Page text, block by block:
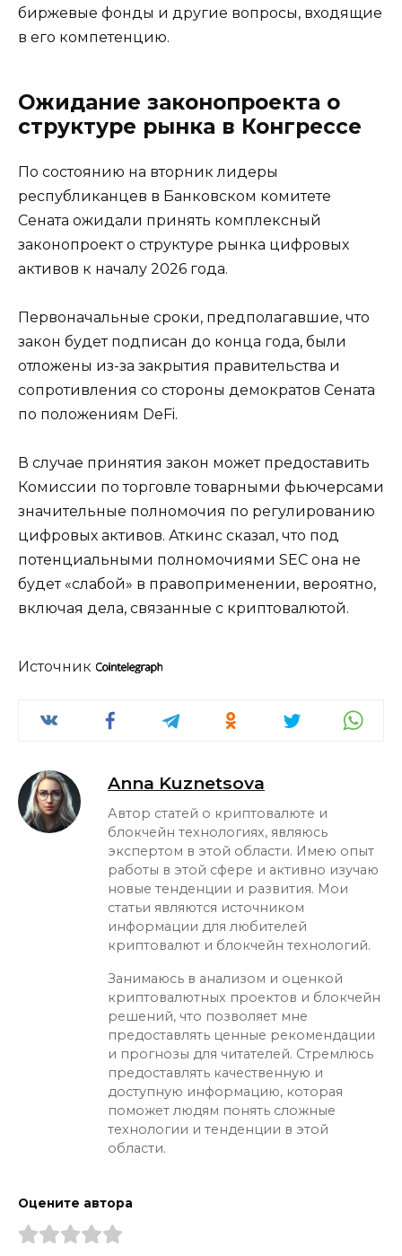
биржевые фонды и другие вопросы, входящие
в его компетенцию.
Ожидание законопроекта о
структуре рынка в Конгрессе
По состоянию на вторник лидеры
республиканцев в Банковском комитете
Сената ожидали принять комплексный
законопроект о структуре рынка цифровых
активов к началу 2026 года.
Первоначальные сроки, предполагавшие, что
закон будет подписан до конца года, были
отложены из-за закрытия правительства и
сопротивления со стороны демократов Сената
по положениям DeFi.
В случае принятия закон может предоставить
Комиссии по торговле товарными фьючерсами
значительные полномочия по регулированию
цифровых активов. Аткинс сказал, что под
потенциальными полномочиями SEC она не
будет «слабой» в правоприменении, вероятно,
включая дела, связанные с криптовалютой.
Источник
Anna Kuznetsova
Автор статей о криптовалюте и
блокчейн технологиях, являюсь
экспертом в этой области. Имею опыт
работы в этой сфере и активно изучаю
новые тенденции и развития. Мои
статьи являются источником
информации для любителей
криптовалют и блокчейн технологий.
Занимаюсь в анализом и оценкой
криптовалютных проектов и блокчейн
решений, что позволяет мне
предоставлять ценные рекомендации
и прогнозы для читателей. Стремлюсь
предоставлять качественную и
доступную информацию, которая
поможет людям понять сложные
технологии и тенденции в этой
области.
Оцените автора